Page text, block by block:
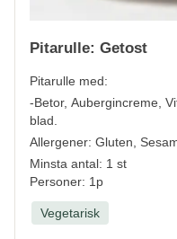
Pitarulle: Getost
Pitarulle med:
-Betor, Aubergincreme,
blad.
Allergener: Gluten,
Minsta antal: 1 st
Personer: 1p
Vegetarisk